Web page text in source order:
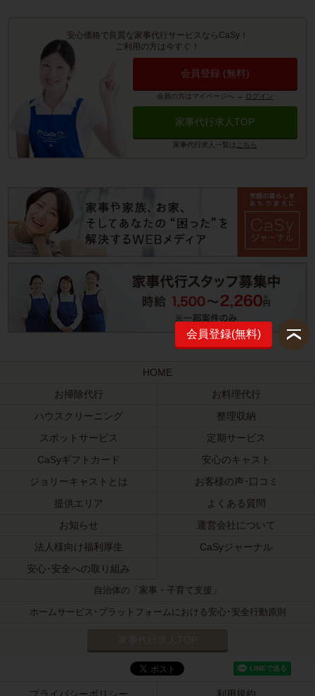
安心価格で良質な家事代行サービスならCaSy！
ご利用の方は今すぐ！
会員登録 (無料)
会員の方はマイページへ → ログイン
家事代行求人TOP
家事代行求人一覧は こちら
会員登録(無料)
HOME
お掃除代行
お料理代行
ハウスクリーニング
整理収納
スポットサービス
定期サービス
CaSyギフトカード
安心のキャスト
ジョリーキャストとは
お客様の声･口コミ
提供エリア
よくある質問
お知らせ
運営会社について
法人様向け福利厚生
CaSyジャーナル
安心･安全への取り組み
自治体の「家事・子育て支援」
ホームサービス･プラットフォームにおける安心･安全行動原則
プライバシーポリシー 利用規約